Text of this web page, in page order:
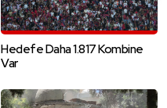
Hedefe Daha 1.817 Kombine
Var